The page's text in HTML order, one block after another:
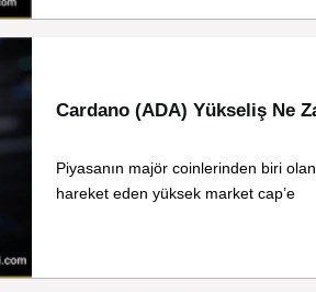
Cardano (ADA) Yükseliş Ne
Piyasanın majör coinlerinden biri
hareket eden yüksek market cap’e